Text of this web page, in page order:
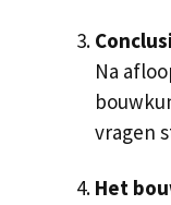
Na
vragen
Het